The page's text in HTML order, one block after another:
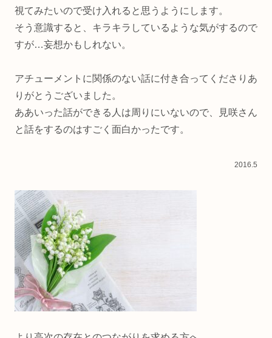
視てみたいので受け入れると思うようにします。
そう意識すると、キラキラしているような気がするので
すが…妄想かもしれない。
アチューメントに関係のない話に付き合ってくださりあ
りがとうございました。
ああいった話ができる人は周りにいないので、見咲さん
と話をするのはすごく面白かったです。
2016.5